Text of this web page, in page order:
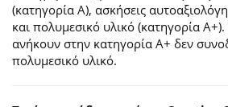
(κατηγορία Α), ασκήσεις
και πολυμεσικό υλικό (κατηγορία
ανήκουν στην κατηγορία Α+ δεν
πολυμεσικό υλικό.